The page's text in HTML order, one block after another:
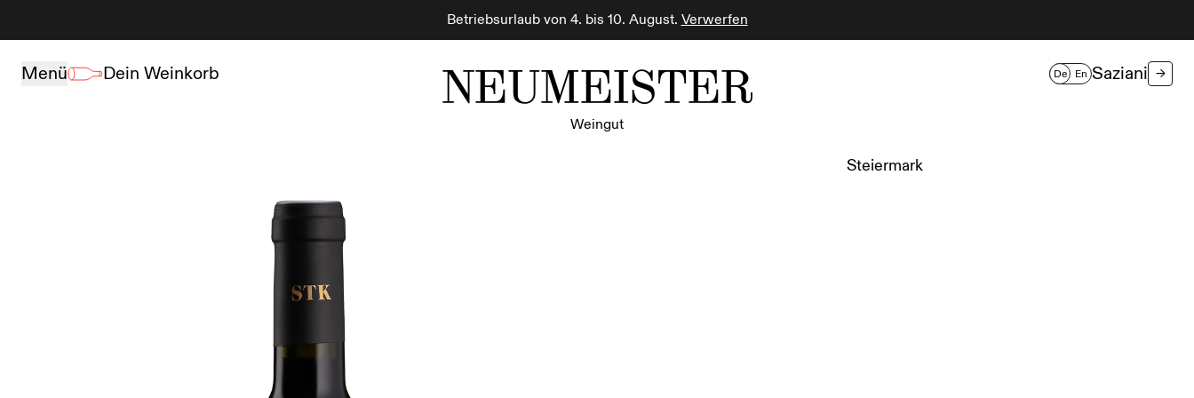
Betriebsurlaub von 4. bis 10. August. Verwerfen
Menü Dein Weinkorb NEUMEISTER
Weingut
De En Saziani →
Steiermark